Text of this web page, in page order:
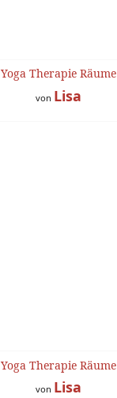
Yoga Therapie Räume
von Lisa
Yoga Therapie Räume
von Lisa